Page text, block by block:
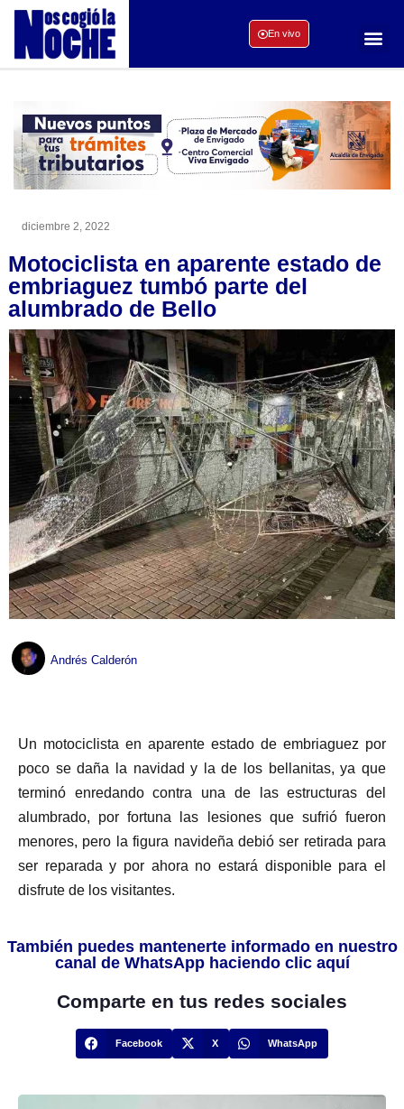
En vivo
diciembre 2, 2022
Motociclista en aparente estado de
embriaguez tumbó parte del
alumbrado de Bello
Andrés Calderón
Un motociclista en aparente estado de embriaguez por
poco se daña la navidad y la de los bellanitas, ya que
terminó enredando contra una de las estructuras del
alumbrado, por fortuna las lesiones que sufrió fueron
menores, pero la figura navideña debió ser retirada para
ser reparada y por ahora no estará disponible para el
disfrute de los visitantes.
También puedes mantenerte informado en nuestro
canal de WhatsApp haciendo clic aquí
Comparte en tus redes sociales
Facebook X WhatsApp